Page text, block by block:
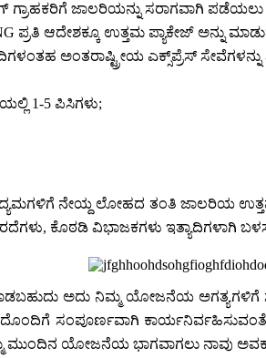
ಜಾಲರಿಯನ್ನು ಸರಾಗವಾಗಿ ಪಡೆಯಲು
ಪ್ರತಿ ಆದೇಶಕ್ಕೂ ಉತ್ತಮ ಪ್ಯಾಕೇಜ್ ಅನ್ನು
ಅಂತರಾಷ್ಟ್ರೀಯ ಎಕ್ಸ್‌ಪ್ರೆಸ್
1-5 ಪಿಸಿಗಳು;
ಉದ್ಯಮಗಳಿಗೆ ನೇಯ್ದ ಲೋಹದ ತಂತಿ ಜಾಲರಿಯ
ಕೊಠಡಿ ವಿಭಾಜಕಗಳು ಇತ್ಯಾದಿಗಳಾಗಿ
ಅದು ನಿಮ್ಮ ಯೋಜನೆಯ ಅಗತ್ಯಗಳಿಗೆ
ಸಂಪೂರ್ಣವಾಗಿ
ಮುಂದಿನ ಯೋಜನೆಯ ಭಾಗವಾಗಲು ನಾವು